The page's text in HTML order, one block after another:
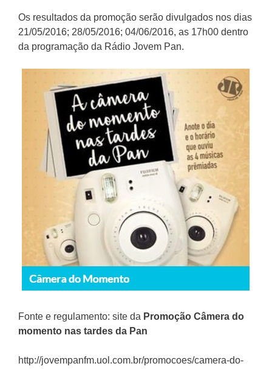
Os resultados da promoção serão divulgados nos dias
21/05/2016; 28/05/2016; 04/06/2016, as 17h00 dentro
da programação da Rádio Jovem Pan.
Fonte e regulamento: site da Promoção Câmera do
momento nas tardes da Pan
http://jovempanfm.uol.com.br/promocoes/camera-do-